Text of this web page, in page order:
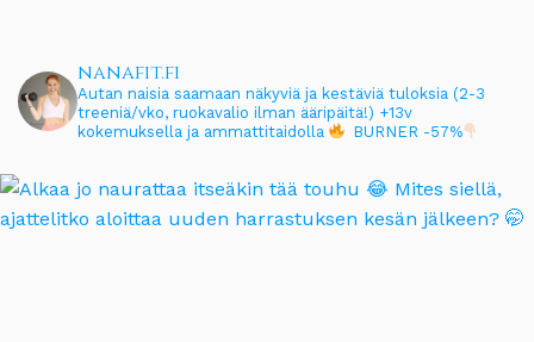
nanafit.fi
Autan naisia saamaan näkyviä ja kestäviä tuloksia (2-3
treeniä/vko, ruokavalio ilman ääripäitä!) +13v
kokemuksella ja ammattitaidolla
BURNER -57%